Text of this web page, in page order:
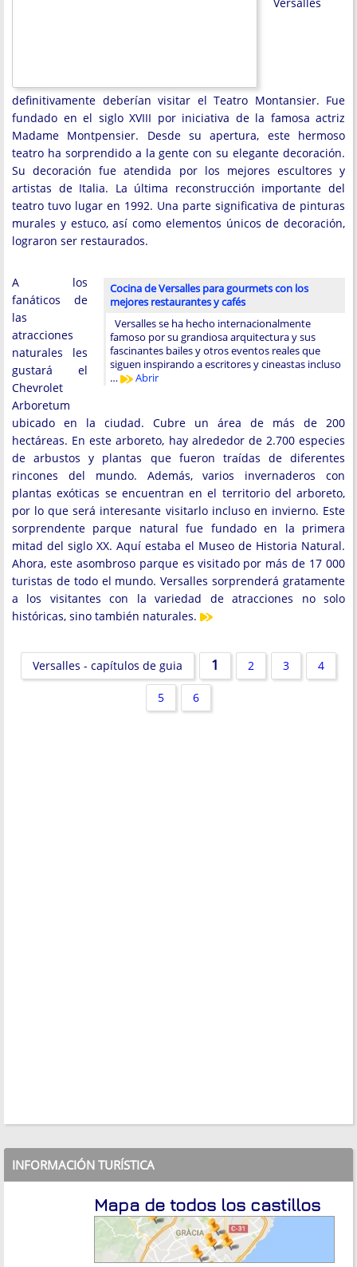
definitivamente deberían visitar el Teatro Montansier. Fue
fundado en el siglo XVIII por iniciativa de la famosa actriz
Madame Montpensier. Desde su apertura, este hermoso
teatro ha sorprendido a la gente con su elegante decoración.
Su decoración fue atendida por los mejores escultores y
artistas de Italia. La última reconstrucción importante del
teatro tuvo lugar en 1992. Una parte significativa de pinturas
murales y estuco, así como elementos únicos de decoración,
lograron ser restaurados.
Cocina de Versalles para gourmets con los
mejores restaurantes y cafés
Versalles se ha hecho internacionalmente
famoso por su grandiosa arquitectura y sus
fascinantes bailes y otros eventos reales que
siguen inspirando a escritores y cineastas incluso
…
Abrir
A los
fanáticos de
las
atracciones
naturales les
gustará el
Chevrolet
Arboretum
ubicado en la ciudad. Cubre un área de más de 200
hectáreas. En este arboreto, hay alrededor de 2.700 especies
de arbustos y plantas que fueron traídas de diferentes
rincones del mundo. Además, varios invernaderos con
plantas exóticas se encuentran en el territorio del arboreto,
por lo que será interesante visitarlo incluso en invierno. Este
sorprendente parque natural fue fundado en la primera
mitad del siglo XX. Aquí estaba el Museo de Historia Natural.
Ahora, este asombroso parque es visitado por más de 17 000
turistas de todo el mundo. Versalles sorprenderá gratamente
a los visitantes con la variedad de atracciones no solo
históricas, sino también naturales.
Versalles - capítulos de guia 1 2 3 4
5 6
INFORMACIÓN TURÍSTICA
Mapa de todos los castillos